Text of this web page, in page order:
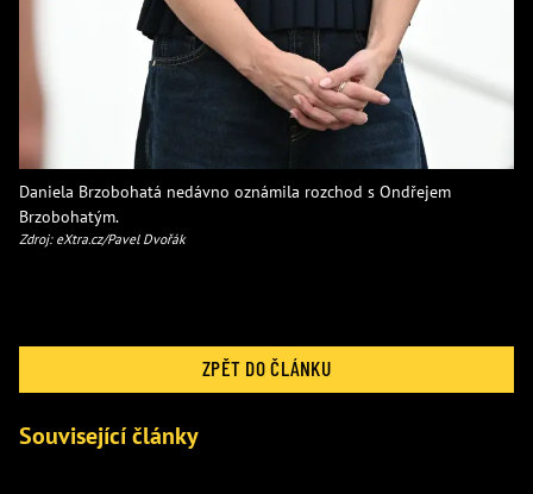
Daniela Brzobohatá nedávno oznámila rozchod s Ondřejem
Brzobohatým.
Zdroj: eXtra.cz/Pavel Dvořák
ZPĚT DO ČLÁNKU
Související články